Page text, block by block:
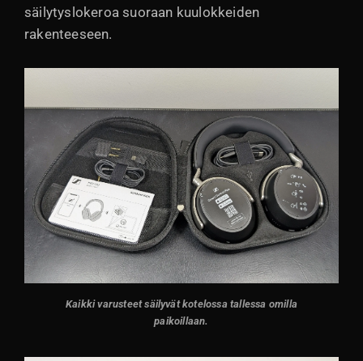
säilytyslokeroa suoraan kuulokkeiden
rakenteeseen.
Kaikki varusteet säilyvät kotelossa tallessa omilla
paikoillaan.